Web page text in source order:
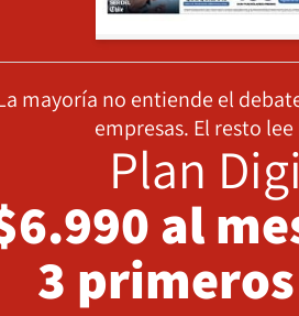
mayoría no entiende el
empresas. El resto lee
Plan
al
3